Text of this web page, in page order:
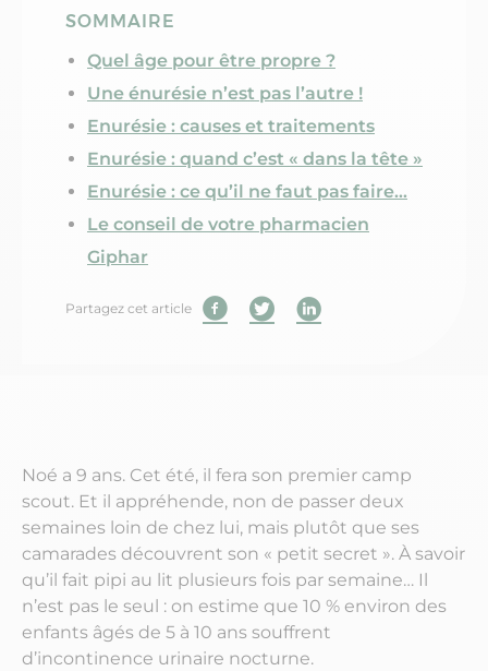
SOMMAIRE
Quel âge pour être propre ?
Une énurésie n’est pas l’autre !
Enurésie : causes et traitements
Enurésie : quand c’est « dans la tête »
Enurésie : ce qu’il ne faut pas faire…
Le conseil de votre pharmacien
Giphar
Partagez cet article
Noé a 9 ans. Cet été, il fera son premier camp
scout. Et il appréhende, non de passer deux
semaines loin de chez lui, mais plutôt que ses
camarades découvrent son « petit secret ». À savoir
qu’il fait pipi au lit plusieurs fois par semaine… Il
n’est pas le seul : on estime que 10 % environ des
enfants âgés de 5 à 10 ans souffrent
d’incontinence urinaire nocturne.